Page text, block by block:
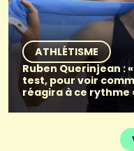
ATHLÉTISME
Ruben Querinjean :
test, pour voir
réagira à ce rythme